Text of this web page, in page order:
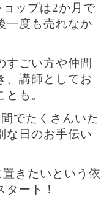
ップは2か月で
一度も売れなか
すごい方や仲間
、講師としてお
も。
でたくさんいた
な日のお手伝い
きたいという依
ート！